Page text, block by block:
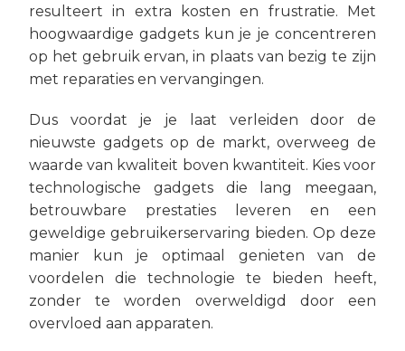
resulteert in extra kosten en frustratie. Met
hoogwaardige gadgets kun je je concentreren
op het gebruik ervan, in plaats van bezig te zijn
met reparaties en vervangingen.
Dus voordat je je laat verleiden door de
nieuwste gadgets op de markt, overweeg de
waarde van kwaliteit boven kwantiteit. Kies voor
technologische gadgets die lang meegaan,
betrouwbare prestaties leveren en een
geweldige gebruikerservaring bieden. Op deze
manier kun je optimaal genieten van de
voordelen die technologie te bieden heeft,
zonder te worden overweldigd door een
overvloed aan apparaten.